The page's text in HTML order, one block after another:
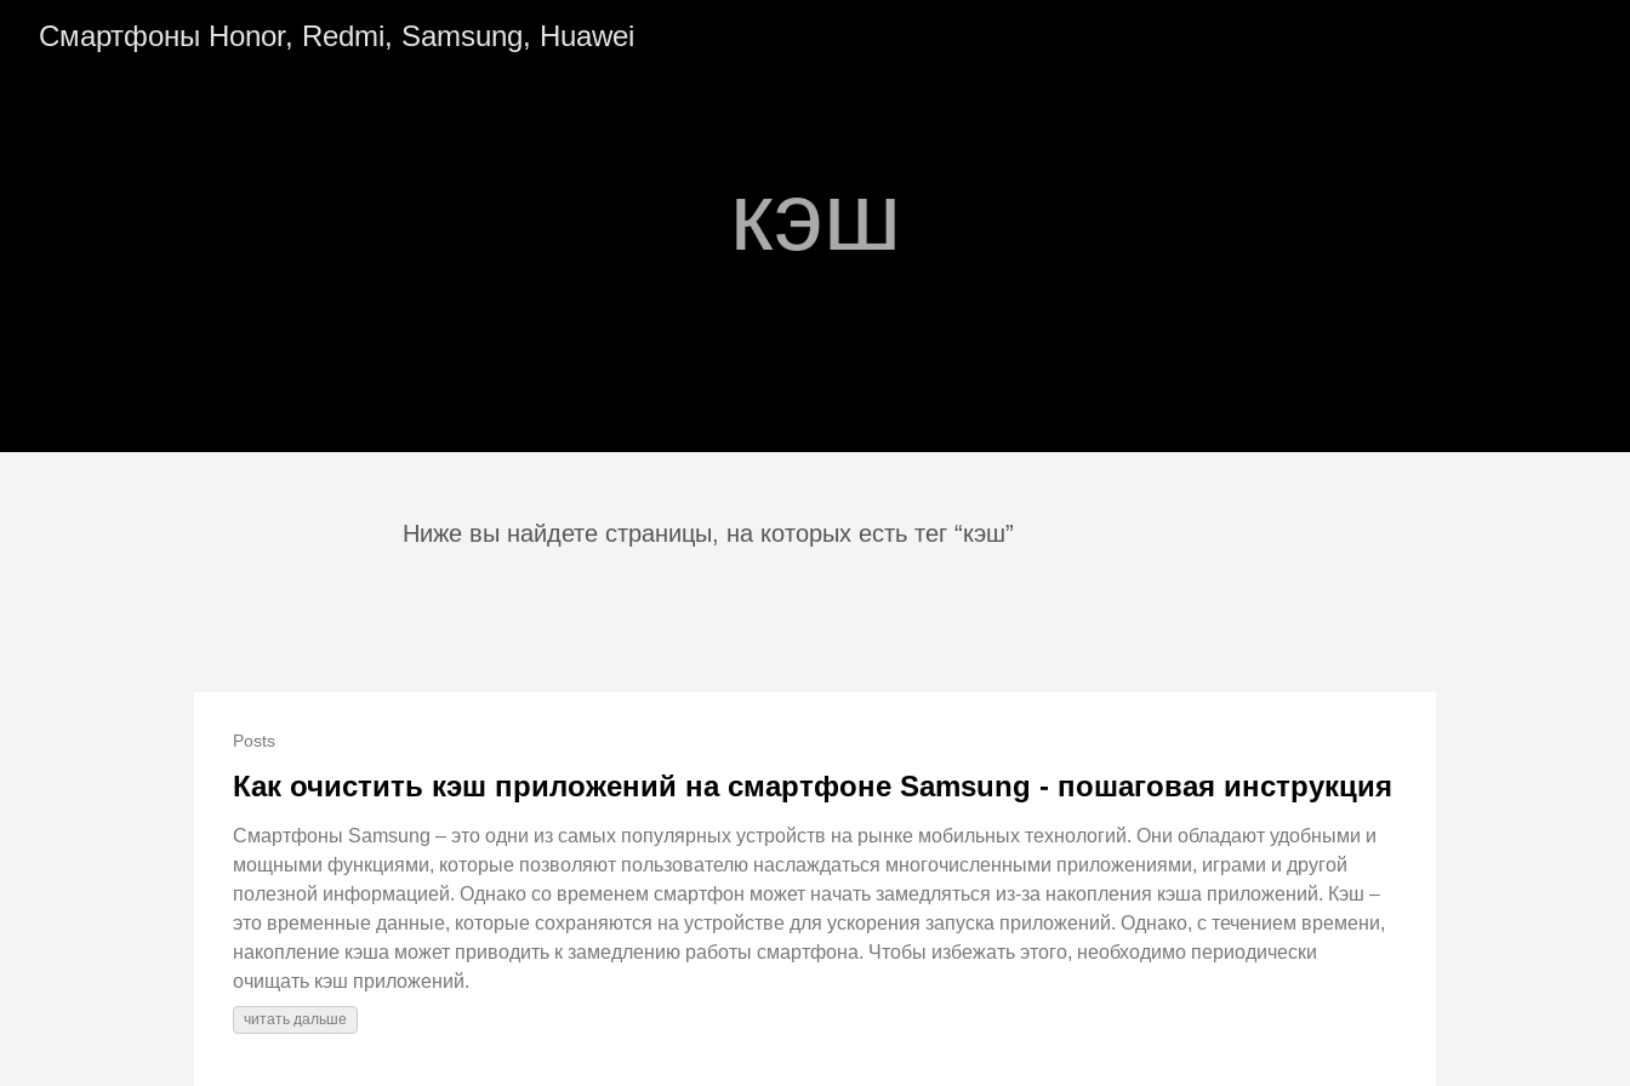
Смартфоны Honor, Redmi, Samsung, Huawei
кэш
Ниже вы найдете страницы, на которых есть тег “кэш”
Posts
Как очистить кэш приложений на смартфоне Samsung - пошаговая инструкция
Смартфоны Samsung – это одни из самых популярных устройств на рынке мобильных технологий. Они обладают удобными и
мощными функциями, которые позволяют пользователю наслаждаться многочисленными приложениями, играми и другой
полезной информацией. Однако со временем смартфон может начать замедляться из-за накопления кэша приложений. Кэш –
это временные данные, которые сохраняются на устройстве для ускорения запуска приложений. Однако, с течением времени,
накопление кэша может приводить к замедлению работы смартфона. Чтобы избежать этого, необходимо периодически
очищать кэш приложений.
читать дальше